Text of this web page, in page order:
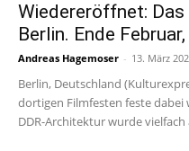
Wiedereröffnet:
Berlin. Ende
Andreas Hagemoser - 13. März
Berlin, Deutschland
dortigen Filmfesten feste dabei
DDR-Architektur wurde